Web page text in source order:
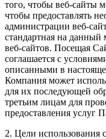
того, чтобы веб-сайты
чтобы предоставлять
администрации веб-
стандартная на данный
веб-сайтов. Посещая
соглашается с
описанными в
Компания может
для их последующей
третьим лицам для
предоставления услуг
2. Цели использования